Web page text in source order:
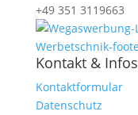
+49 351 3119663
Kontakt & Infos
Kontaktformular
Datenschutz